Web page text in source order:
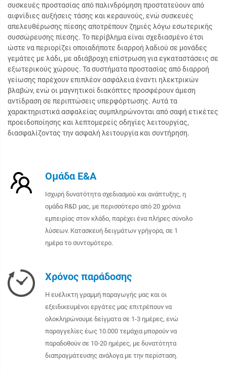
συσκευές προστασίας από παλινδρόμηση προστατεύουν από
αιφνίδιες αυξήσεις τάσης και κεραυνούς, ενώ συσκευές
απελευθέρωσης πίεσης αποτρέπουν ζημιές λόγω εσωτερικής
συσσώρευσης πίεσης. Το περίβλημα είναι σχεδιασμένο έτσι
ώστε να περιορίζει οποιαδήποτε διαρροή λαδιού σε μονάδες
γεμάτες με λάδι, με αδιάβροχη επίστρωση για εγκαταστάσεις σε
εξωτερικούς χώρους. Τα συστήματα προστασίας από διαρροή
γείωσης παρέχουν επιπλέον ασφάλεια έναντι ηλεκτρικών
βλαβών, ενώ οι μαγνητικοί διακόπτες προσφέρουν άμεση
αντίδραση σε περιπτώσεις υπερφόρτωσης. Αυτά τα
χαρακτηριστικά ασφαλείας συμπληρώνονται από σαφή ετικέτες
προειδοποίησης και λεπτομερείς οδηγίες λειτουργίας,
διασφαλίζοντας την ασφαλή λειτουργία και συντήρηση.
Ομάδα Ε&Α
Ισχυρή δυνατότητα σχεδιασμού και ανάπτυξης, η
ομάδα R&D μας, με περισσότερο από 20 χρόνια
εμπειρίας στον κλάδο, παρέχει ένα πλήρες σύνολο
λύσεων. Κατασκευή δειγμάτων γρήγορα, σε 1
ημέρα το συντομότερο.
Χρόνος παράδοσης
Η ευέλικτη γραμμή παραγωγής μας και οι
εξειδικευμένοι εργάτες μας επιτρέπουν να
ολοκληρώνουμε δείγματα σε 1-3 ημέρες, ενώ
παραγγελίες έως 10.000 τεμάχια μπορούν να
παραδοθούν σε 10-20 ημέρες, με δυνατότητα
διαπραγμάτευσης ανάλογα με την περίσταση.